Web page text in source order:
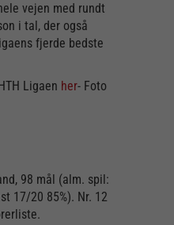
vejen med rundt
i tal, der også
fjerde bedste
Ligaen her- Foto
98 mål (alm. spil:
17/20 85%). Nr. 12